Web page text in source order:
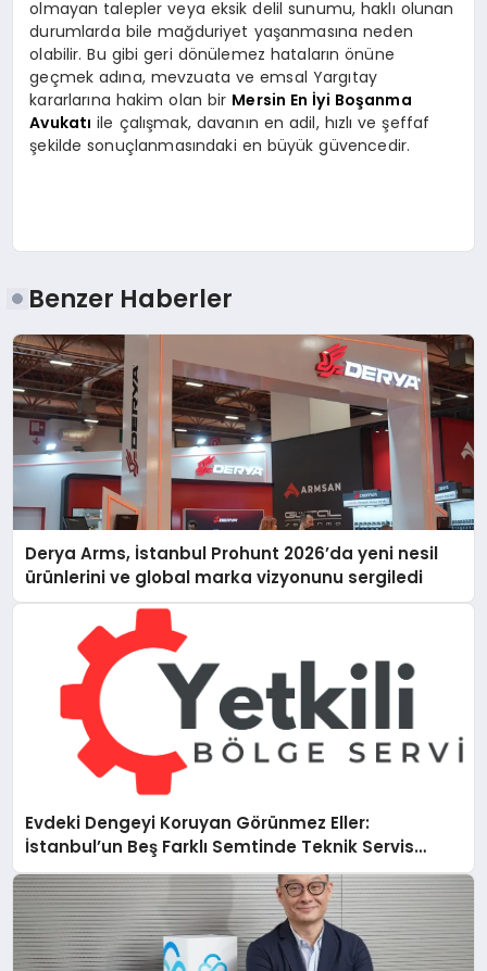
olmayan talepler veya eksik delil sunumu, haklı olunan
durumlarda bile mağduriyet yaşanmasına neden
olabilir. Bu gibi geri dönülemez hataların önüne
geçmek adına, mevzuata ve emsal Yargıtay
kararlarına hakim olan bir Mersin En İyi Boşanma
Avukatı ile çalışmak, davanın en adil, hızlı ve şeffaf
şekilde sonuçlanmasındaki en büyük güvencedir.
Benzer Haberler
Derya Arms, İstanbul Prohunt 2026’da yeni nesil
ürünlerini ve global marka vizyonunu sergiledi
Evdeki Dengeyi Koruyan Görünmez Eller:
İstanbul’un Beş Farklı Semtinde Teknik Servis
Gerçeği